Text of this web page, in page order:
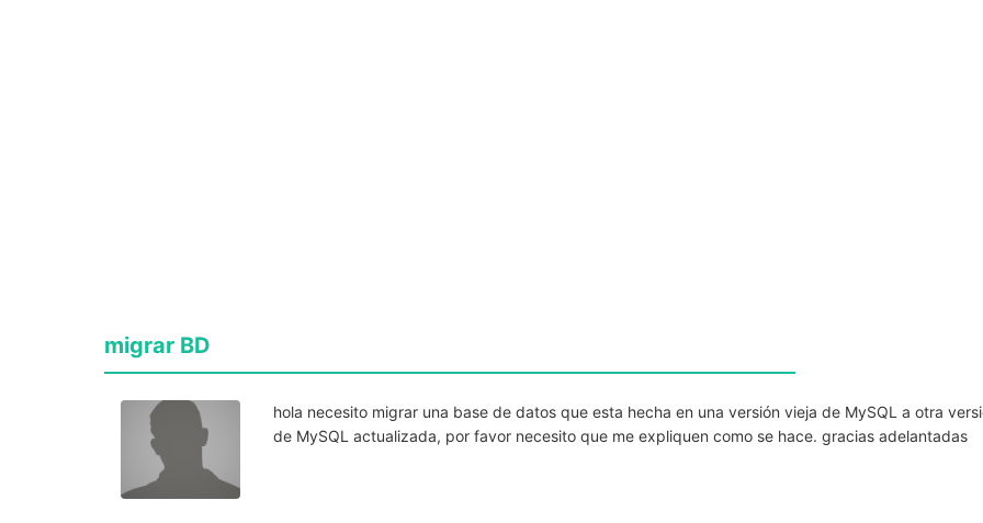
migrar BD
hola necesito migrar una base de datos que esta hecha en una versión vieja de MySQL a otra
de MySQL actualizada, por favor necesito que me expliquen como se hace. gracias adelantadas